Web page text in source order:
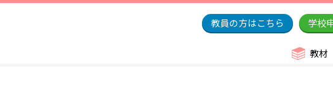
教員の方はこちら 学校
教材